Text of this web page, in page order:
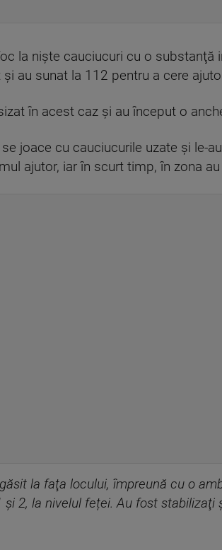
la nişte cauciucuri cu o substanţă
au sunat la 112 pentru a cere
în acest caz şi au început o
joace cu cauciucurile uzate şi le-
ajutor, iar în scurt timp, în zona
la faţa locului, împreună cu o
2, la nivelul feței. Au fost stabilizaţi